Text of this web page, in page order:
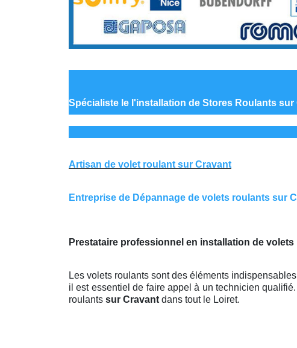
Spécialiste le l'installation de Stores Roulants sur
Artisan de volet roulant sur Cravant
Entreprise de Dépannage de volets roulants sur
Prestataire professionnel en installation de
Les volets roulants sont des éléments
il est essentiel de faire appel à un technicien
roulants sur Cravant dans tout le Loiret.